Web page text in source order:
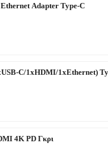
Adapter Type-C
C/1xHDMI/1xEthernet)
4K PD Γκρι